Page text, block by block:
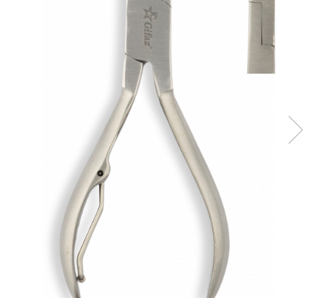
Unghiera Manichiura Pedichiura
Cleste Manichiura Pedichiura
Chiureta Manichiura
Pamatuf Barbierit / Frizerie
Foarfeca Tuns Filat
Accesorii Cosmetice Calcai